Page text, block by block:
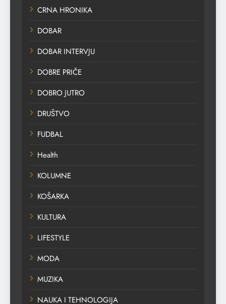
CRNA HRONIKA
DOBAR
DOBAR INTERVJU
DOBRE PRIČE
DOBRO JUTRO
DRUŠTVO
FUDBAL
Health
KOLUMNE
KOŠARKA
KULTURA
LIFESTYLE
MODA
MUZIKA
NAUKA I TEHNOLOGIJA